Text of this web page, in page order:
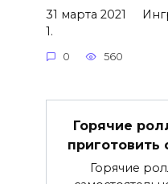
31 марта 2021
1.
0 560
Горячие
приготовить
Горячие